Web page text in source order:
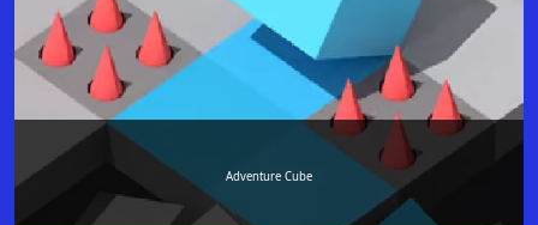
Adventure Cube